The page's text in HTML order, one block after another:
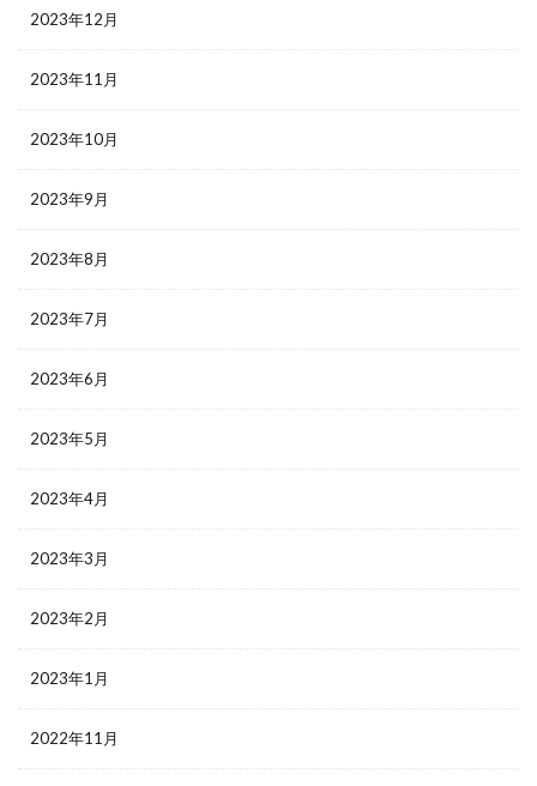
2023年12月
2023年11月
2023年10月
2023年9月
2023年8月
2023年7月
2023年6月
2023年5月
2023年4月
2023年3月
2023年2月
2023年1月
2022年11月